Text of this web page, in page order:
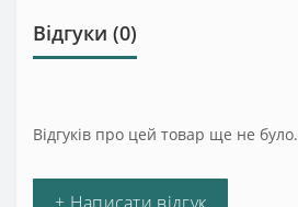
Відгуки (0)
Відгуків про цей товар ще не було.